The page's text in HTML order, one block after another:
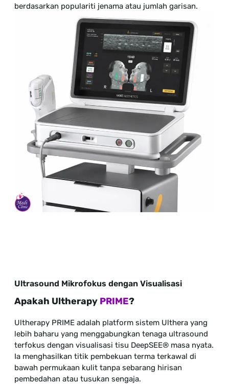
berdasarkan populariti jenama atau jumlah garisan.
Ultrasound Mikrofokus dengan Visualisasi
Apakah Ultherapy PRIME?
Ultherapy PRIME adalah platform sistem Ulthera yang
lebih baharu yang menggabungkan tenaga ultrasound
terfokus dengan visualisasi tisu DeepSEE® masa nyata.
Ia menghasilkan titik pembekuan terma terkawal di
bawah permukaan kulit tanpa sebarang hirisan
pembedahan atau tusukan sengaja.